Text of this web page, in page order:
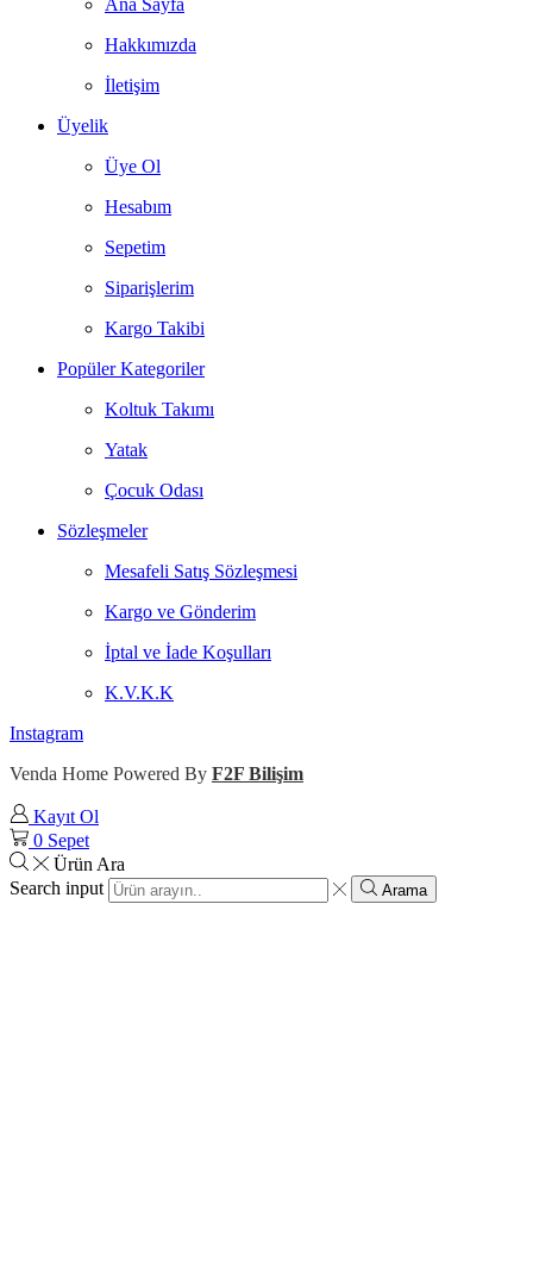
Ana Sayfa
Hakkımızda
İletişim
Üyelik
Üye Ol
Hesabım
Sepetim
Siparişlerim
Kargo Takibi
Popüler Kategoriler
Koltuk Takımı
Yatak
Çocuk Odası
Sözleşmeler
Mesafeli Satış Sözleşmesi
Kargo ve Gönderim
İptal ve İade Koşulları
K.V.K.K
Instagram
Venda Home Powered By F2F Bilişim
Kayıt Ol
0 Sepet
Ürün Ara
Search input
Arama